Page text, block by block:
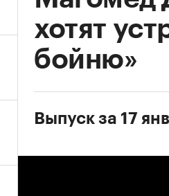
хотят
бойню»
Выпуск за 17